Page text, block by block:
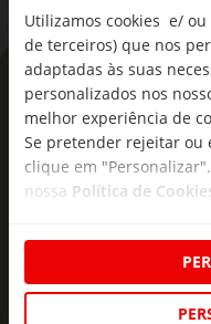
Utilizamos cookies e/
de terceiros) que nos
adaptadas às suas
personalizados nos
melhor experiência de
Se pretender rejeitar ou
clique em
nossa Política de
As novidades
seu e-mail!
Subscreva e
ofertas e novidades